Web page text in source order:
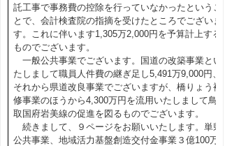
託工事で事務費の控除を行っていなかったというこ
とで、会計検査院の指摘を受けたところでございま
す。これに伴います1,305万2,000円を予算計上する
ものでございます。
一般公共事業でございます。国道の改築事業とい
たしまして職員人件費の継ぎ足し5,491万9,000円、
それから県道改良事業でございますが、橋りょう補
修事業のほうから4,300万円を流用いたしまして鳥
取国府岩美線の促進を図るものでございます。
続きまして、９ページをお願いいたします。単県
公共事業、地域活力基盤創造交付金事業３億100万